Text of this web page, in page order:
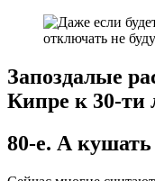
Запоздалые
Кипре к 30-
80-е. А кушать